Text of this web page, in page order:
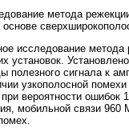
метода
основе
исследование
установок.
сигнала к
узкополосной
вероятности
мобильной связи